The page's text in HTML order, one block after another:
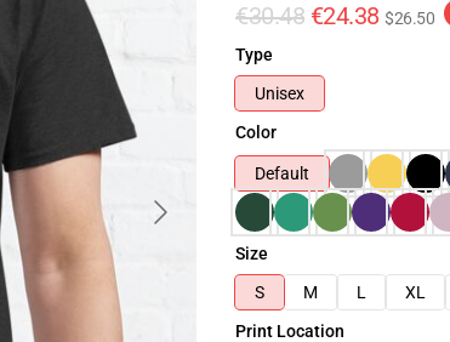
€30.48 €24.38 $26.50
Type
Unisex
Color
Default
Size
S
M L XL
Print Location